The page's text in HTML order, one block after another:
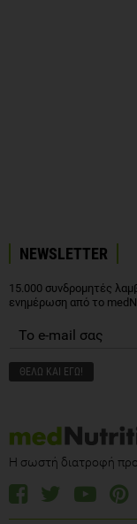
NEWSLETTER
15.000 συνδρομητές
ενημέρωση από το
Η σωστή διατροφή